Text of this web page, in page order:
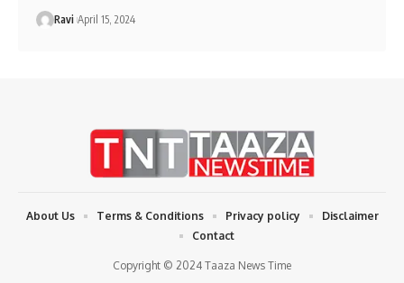
Ravi April 15, 2024
Copyright © 2024 Taaza News Time
About Us Terms & Conditions Privacy policy
Disclaimer
Contact